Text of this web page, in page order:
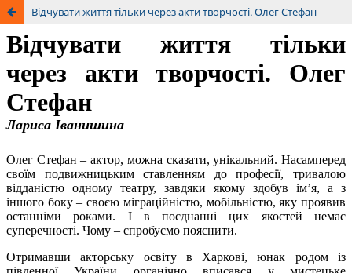
Відчувати життя тільки через акти творчості. Олег Стефан